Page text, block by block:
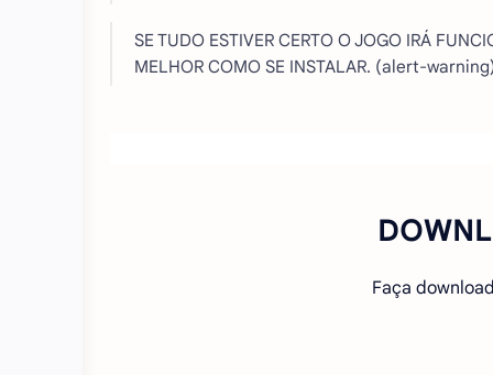
SE TUDO ESTIVER CERTO O JOGO IRÁ
MELHOR COMO SE INSTALAR. (alert-
Faça